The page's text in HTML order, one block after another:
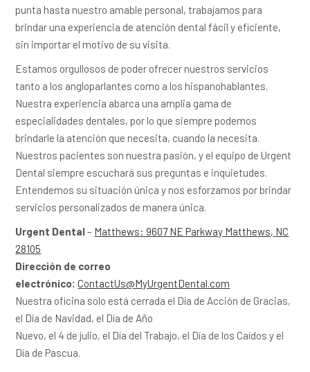
punta hasta nuestro amable personal, trabajamos para
brindar una experiencia de atención dental fácil y eficiente,
sin importar el motivo de su visita.
Estamos orgullosos de poder ofrecer nuestros servicios
tanto a los angloparlantes como a los hispanohablantes.
Nuestra experiencia abarca una amplia gama de
especialidades dentales, por lo que siempre podemos
brindarle la atención que necesita, cuando la necesita.
Nuestros pacientes son nuestra pasión, y el equipo de Urgent
Dental siempre escuchará sus preguntas e inquietudes.
Entendemos su situación única y nos esforzamos por brindar
servicios personalizados de manera única.
Urgent Dental – Matthews: 9607 NE Parkway Matthews, NC
28105
Dirección de correo
electrónico: ContactUs@MyUrgentDental.com
Nuestra oficina solo está cerrada el Día de Acción de Gracias,
el Día de Navidad, el Día de Año
Nuevo, el 4 de julio, el Día del Trabajo, el Día de los Caídos y el
Día de Pascua.